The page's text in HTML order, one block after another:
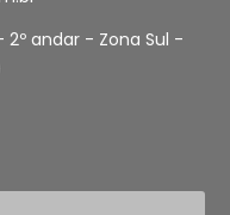
2º andar - Zona Sul -